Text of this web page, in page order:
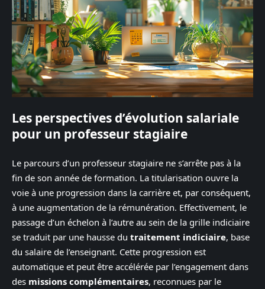
Les perspectives d’évolution salariale
pour un professeur stagiaire
Le parcours d’un professeur stagiaire ne s’arrête pas à la
fin de son année de formation. La titularisation ouvre la
voie à une progression dans la carrière et, par conséquent,
à une augmentation de la rémunération. Effectivement, le
passage d’un échelon à l’autre au sein de la grille indiciaire
se traduit par une hausse du traitement indiciaire, base
du salaire de l’enseignant. Cette progression est
automatique et peut être accélérée par l’engagement dans
des missions complémentaires, reconnues par le